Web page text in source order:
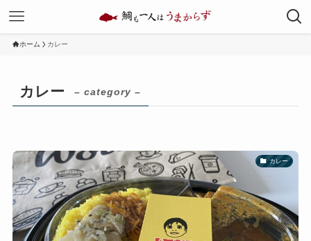
ホーム カレー
カレー – category –
カレー